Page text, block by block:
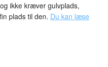
ikke kræver gulvplads,
plads til den. Du kan læse